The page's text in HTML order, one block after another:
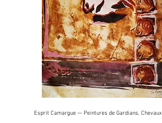
Esprit Camargue — Peintures de Gardians,